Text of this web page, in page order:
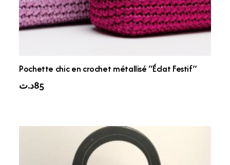
Pochette chic en crochet métallisé “Éclat Festif”
85د.ت